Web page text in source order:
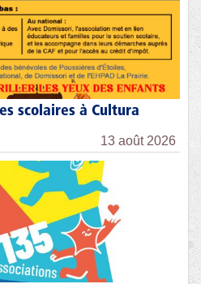
scolaires à Cultura
13 août 2026